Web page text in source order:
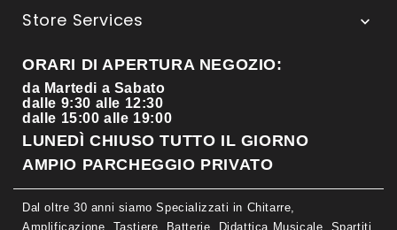
Store Services 
ORARI DI APERTURA NEGOZIO:
da Martedi a Sabato
dalle 9:30 alle 12:30
dalle 15:00 alle 19:00
LUNEDÌ CHIUSO TUTTO IL GIORNO
AMPIO PARCHEGGIO PRIVATO
Dal oltre 30 anni siamo Specializzati in Chitarre,
Amplificazione, Tastiere, Batterie, Didattica Musicale, Spartiti